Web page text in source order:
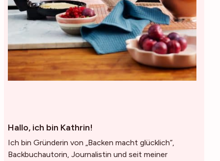
Hallo, ich bin Kathrin!
Ich bin Gründerin von „Backen macht glücklich“,
Backbuchautorin, Journalistin und seit meiner